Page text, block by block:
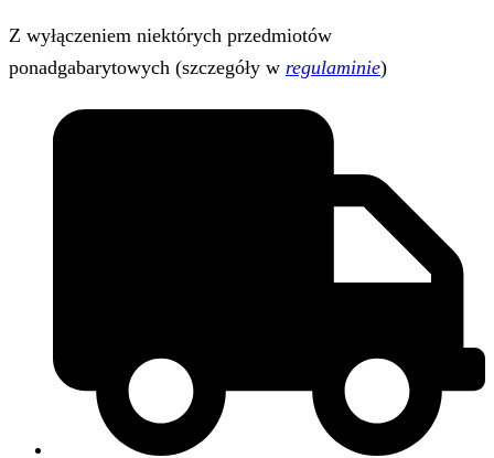
Z wyłączeniem niektórych przedmiotów
ponadgabarytowych (szczegóły w regulaminie)